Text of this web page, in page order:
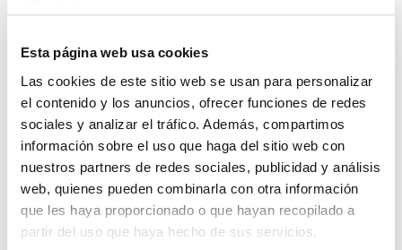
Esta página web usa cookies
Las cookies de este sitio web se usan para personalizar
el contenido y los anuncios, ofrecer funciones de redes
sociales y analizar el tráfico. Además, compartimos
información sobre el uso que haga del sitio web con
nuestros partners de redes sociales, publicidad y análisis
web, quienes pueden combinarla con otra información
que les haya proporcionado o que hayan recopilado a
partir del uso que haya hecho de sus servicios.
Regístrate para
SDS/ Hoja de seguridad
Regístrate para
descargas
productos marca Scharlau habitualmente en stock,
listos para una entrega inmediata.